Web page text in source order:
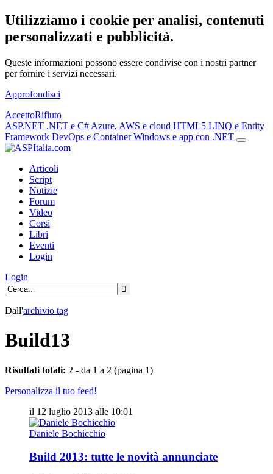
Utilizziamo i cookie per analisi, contenuti
personalizzati e pubblicità.
Queste informazioni possono essere condivise con i nostri partner
per fornire i servizi necessari.
Approfondisci
AccettoRifiuto
ASP.NET .NET e C# Azure, AWS e cloud HTML5 LINQ e Entity
Framework DevOps e ContainerWindows e app con .NET
Articoli
Script
Notizie
Forum
Video
Corsi
Libri
Eventi
Login
Login
Dall'archivio tag
Build13
Risultati totali: 2 - da 1 a 2 (pagina 1)
Personalizza il tuo feed!
il 12 luglio 2013 alle 10:01
Daniele Bochicchio
Build 2013: tutte le novità annunciate